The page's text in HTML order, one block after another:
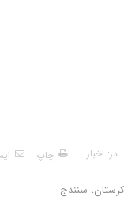
در: اخبار چاپ